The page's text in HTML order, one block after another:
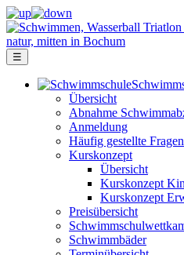
☰
Übersicht
Ab­nah­me
Anmeldung
Häufig gestellte Fragen
Kurs­konzept
Übersicht
Kurskonzept
Kurskonzept
Preis­über­sicht
Schwimm­bäder